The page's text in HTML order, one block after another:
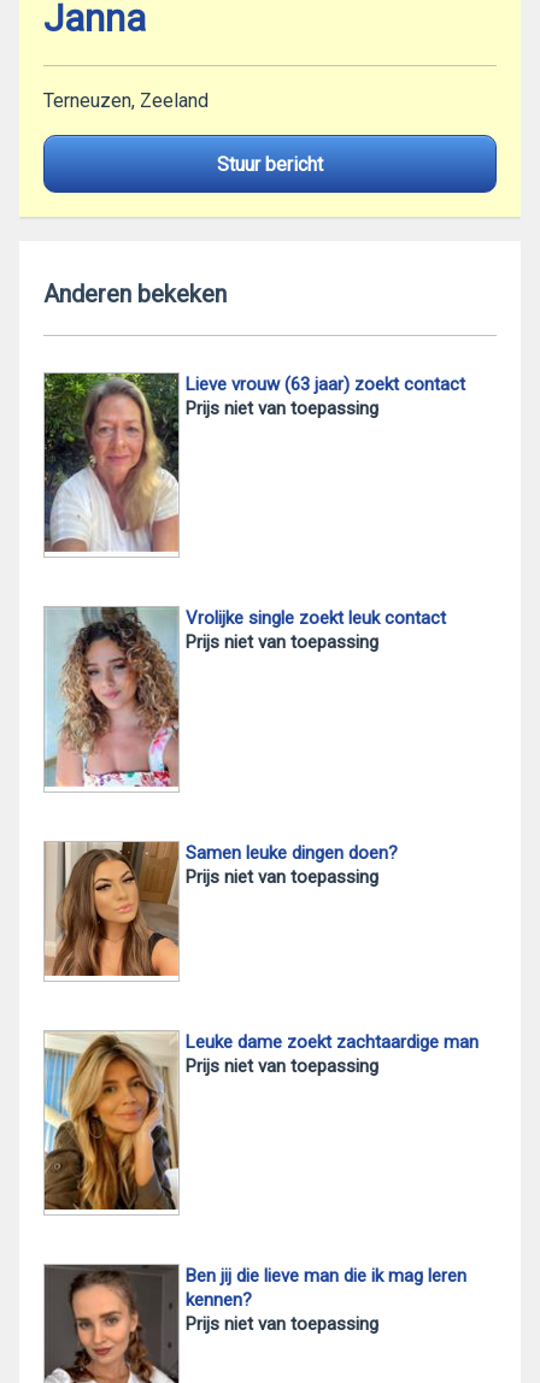
Janna
Terneuzen, Zeeland
Stuur bericht
Anderen bekeken
Lieve vrouw (63 jaar) zoekt contact
Prijs niet van toepassing
Vrolijke single zoekt leuk contact
Prijs niet van toepassing
Samen leuke dingen doen?
Prijs niet van toepassing
Leuke dame zoekt zachtaardige man
Prijs niet van toepassing
Ben jij die lieve man die ik mag leren
kennen?
Prijs niet van toepassing